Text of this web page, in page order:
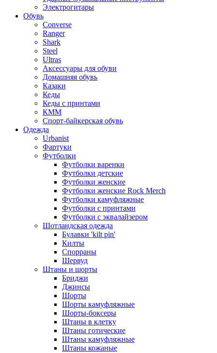
Электрогитары
Обувь
Converse
Ranger
Shark
Steel
Ultras
Аксессуары для обуви
Домашняя обувь
Казаки
Кеды
Кеды с принтами
КММ
Спорт-байкерская обувь
Одежда
Urbanist
Фартуки
Футболки
Футболки варенки
Футболки детские
Футболки женские
Футболки женские Rock Merch
Футболки камуфляжные
Футболки с принтами
Футболки с эквалайзером
Шотландская одежда
Булавки 'kilt pin'
Килты
Спорраны
Шервуд
Штаны и шорты
Бриджи
Джинсы
Шорты
Шорты камуфляжные
Шорты-боксеры
Штаны в клетку
Штаны готические
Штаны камуфляжные
Штаны кожаные